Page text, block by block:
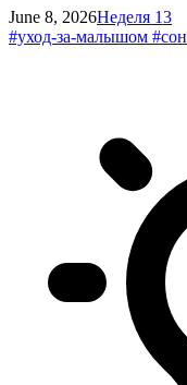
June 8, 2026Неделя 13
#уход-за-малышом #сон